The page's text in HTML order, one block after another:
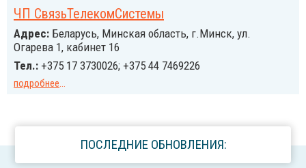
ЧП СвязьТелекомСистемы
Адрес: Беларусь, Минская область, г.Минск, ул.
Огарева 1, кабинет 16
Тел.: +375 17 3730026; +375 44 7469226
подробнее...
ПОСЛЕДНИЕ ОБНОВЛЕНИЯ: